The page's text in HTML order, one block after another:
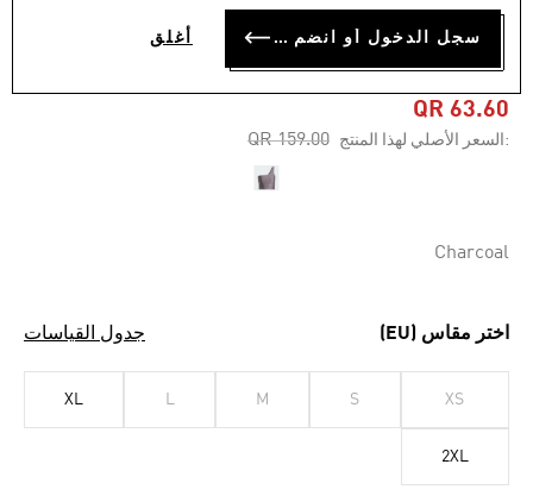
سجل الدخول أو انضم الآن أغلقFASHION CUT-OUT
SPANDEX CROP TOP
QR 63.60
:السعر الأصلي لهذا المنتج Price reduced from
QR 159.00
to
Charcoal
اختر مقاس (EU) جدول القياسات
XS
S
M
L
XL
2XL